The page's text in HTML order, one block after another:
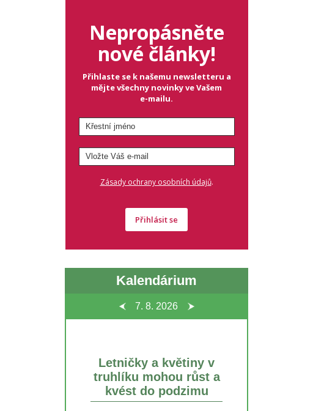
Nepropásněte
nové články!
Přihlaste se k našemu newsletteru a
mějte všechny novinky ve Vašem
e-mailu.
Zásady ochrany osobních údajů.
Přihlásit se
Kalendárium
7. 8. 2026
Letničky a květiny v
truhlíku mohou růst a
kvést do podzimu